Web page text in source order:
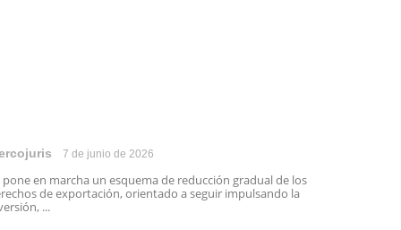
7 de junio de 2026
pone en marcha un esquema de reducción gradual de los
de exportación, orientado a seguir impulsando la
...